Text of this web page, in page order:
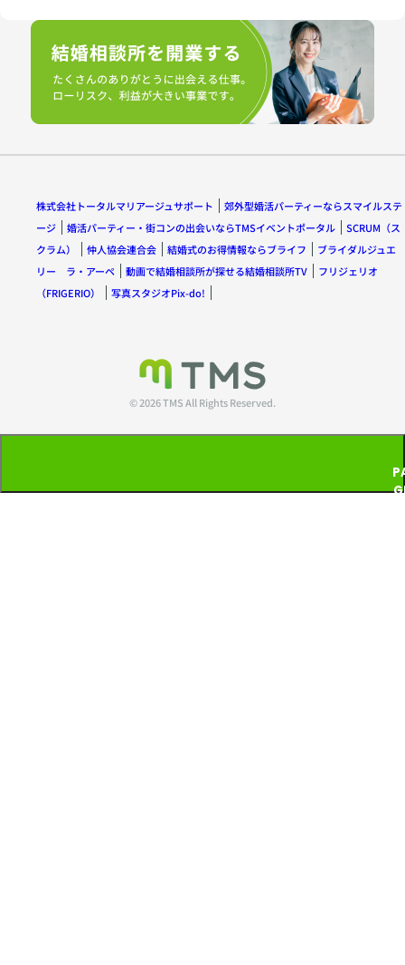
株式会社トータルマリアージュサポート
郊外型婚活パーティーならスマイルステ
ージ
婚活パーティー・街コンの出会いならTMSイベントポータル
SCRUM（ス
クラム）
仲人協会連合会 結婚式のお得情報ならブライフ
ブライダルジュエ
リー ラ・アーペ
動画で結婚相談所が探せる結婚相談所TV
フリジェリオ
（FRIGERIO）
写真スタジオPix-do!
© 2026 TMS All Rights Reserved.